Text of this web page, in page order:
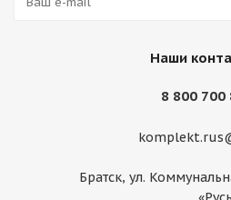
Наши
8 800 700
Братск, ул.